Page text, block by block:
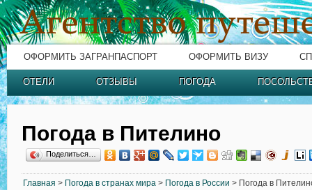
ОФОРМИТЬ ЗАГРАНПАСПОРТ ОФОРМИТЬ ВИЗУ
ОТЕЛИ ОТЗЫВЫ ПОГОДА
Погода в Пителино
Поделиться…
Главная > Погода в странах мира > Погода в России > Погода в